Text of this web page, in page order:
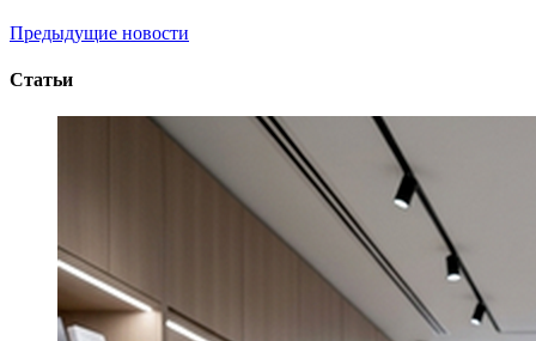
Предыдущие новости
Статьи